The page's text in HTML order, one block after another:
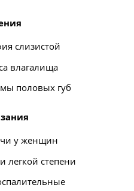
слизистой
влагалища
половых губ
у женщин
легкой степени